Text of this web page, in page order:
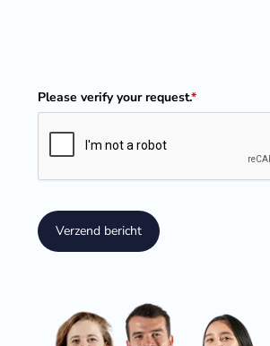
Please verify your request.*
Verzend bericht